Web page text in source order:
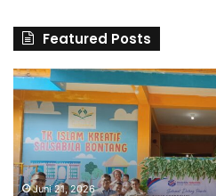
Featured Posts
6
0
G
u
r
u
d
Juni 21, 2026